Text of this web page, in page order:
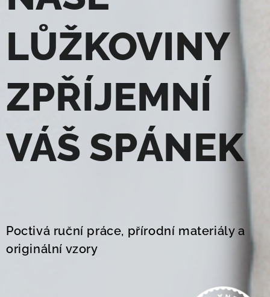
LŮŽKOVINY
ZPŘÍJEMNÍ
VÁŠ SPÁNEK
Poctivá ruční práce, přírodní materiály a
originální vzory